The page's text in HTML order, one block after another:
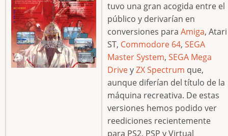
tuvo una gran acogida entre el
público y derivarían en
conversiones para Amiga, Atari
ST, Commodore 64, SEGA
Master System, SEGA Mega
DriveyZX Spectrum que,
aunque diferían del título de la
máquina recreativa. De estas
versiones hemos podido ver
reediciones recientemente
para PS2, PSP y Virtual